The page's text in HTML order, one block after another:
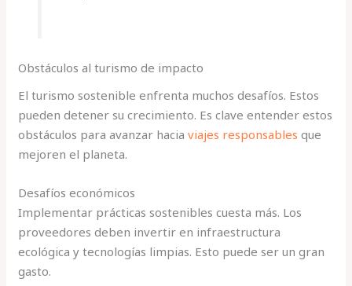
Obstáculos al turismo de impacto
El turismo sostenible enfrenta muchos desafíos. Estos
pueden detener su crecimiento. Es clave entender estos
obstáculos para avanzar haciaviajes responsables que
mejoren el planeta.
Desafíos económicos
Implementar prácticas sostenibles cuesta más. Los
proveedores deben invertir en infraestructura
ecológica y tecnologías limpias. Esto puede ser un gran
gasto.